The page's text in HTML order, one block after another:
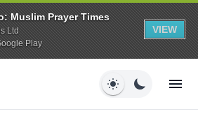
Muslim Prayer Times
Ltd
Play
VIEW